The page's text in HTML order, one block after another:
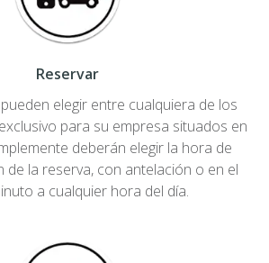
Reservar
elegir entre cualquiera de los
para su empresa situados en
deberán elegir la hora de
de la reserva, con antelación o en el
a cualquier hora del día.